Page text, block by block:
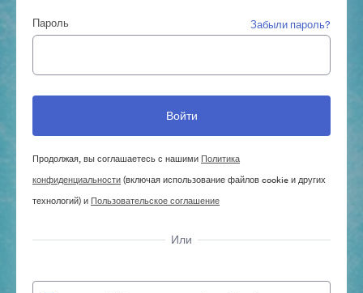
Пароль Забыли пароль?
Продолжая, вы соглашаетесь с нашими Политика
конфиденциальности(включая использование файлов cookie и других
технологий) и Пользовательское соглашение
Или